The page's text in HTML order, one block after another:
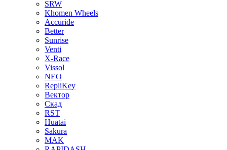
SRW
Khomen Wheels
Accuride
Better
Sunrise
Venti
X-Race
Vissol
NEO
RepliKey
Вектор
Скад
RST
Huatai
Sakura
MAK